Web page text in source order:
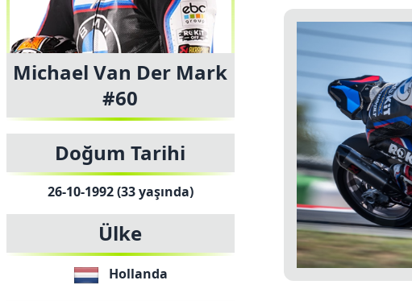
Michael Van Der Mark
#60
Doğum Tarihi
26-10-1992 (33 yaşında)
Ülke
Hollanda